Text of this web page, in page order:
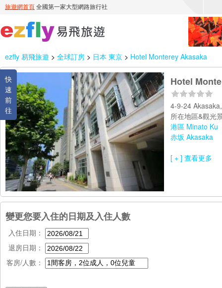
ezfly 易飛旅遊 > 全球訂房 > 日本 東京 > Hotel Monterey Akasaka
快
速
前
往
Hotel
4-9-24
所在地區&觀光
港區 Minato Ku
赤坂 Akasaka
[ + ] 查看更多
變更您要入住的日期及入住人數
入住日期：
退房日期：
客房/人數：